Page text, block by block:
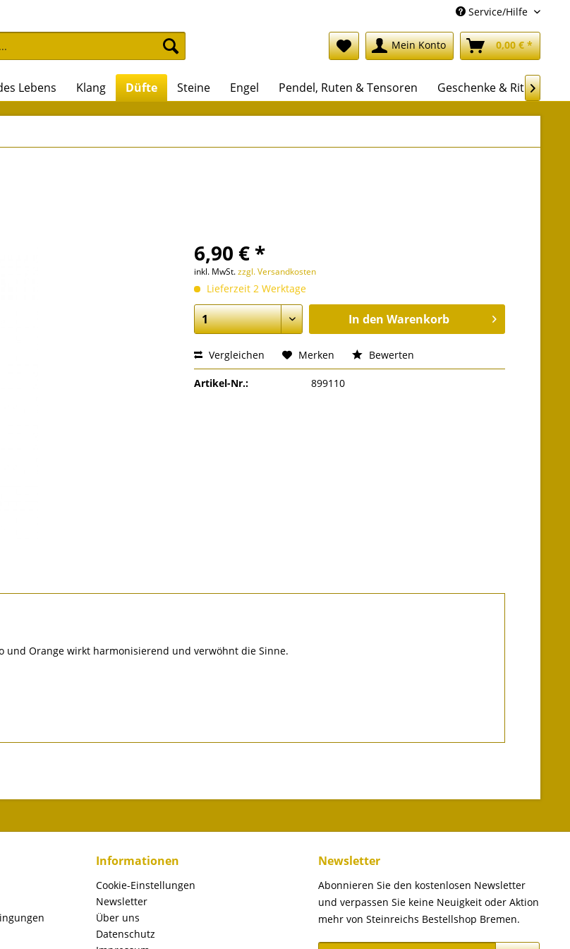
Service/Hilfe
Mein Konto 0,00 € *
Lebens Klang Düfte Steine Engel Pendel, Ruten & Tensoren Geschenke & Rituale

6,90 € *
inkl. MwSt.zzgl. Versandkosten
Lieferzeit 2 Werktage
In den Warenkorb
Vergleichen Merken Bewerten
Artikel-Nr.: 899110
und Orange wirkt harmonisierend und verwöhnt die Sinne.
Informationen
Cookie-Einstellungen
Newsletter
Über uns
Datenschutz
Newsletter
Abonnieren Sie den kostenlosen Newsletter
und verpassen Sie keine Neuigkeit oder Aktion
mehr von Steinreichs Bestellshop Bremen.